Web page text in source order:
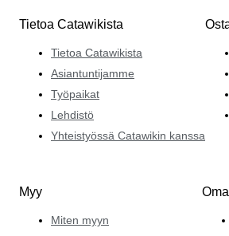
Tietoa Catawikista
Tietoa Catawikista
Asiantuntijamme
Työpaikat
Lehdistö
Yhteistyössä Catawikin kanssa
Myy
Miten myyn